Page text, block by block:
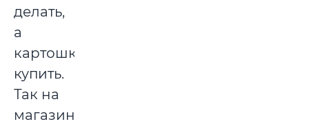
делать,
а
картошку
купить.
Так на
магазин